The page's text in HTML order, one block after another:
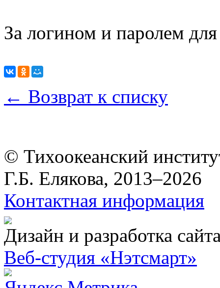
За логином и паролем
← Возврат к списку
© Тихоокеанский
Г.Б. Елякова, 2013–2026
Контактная информация
Дизайн и разработка
Веб-студия «Нэтсмарт»